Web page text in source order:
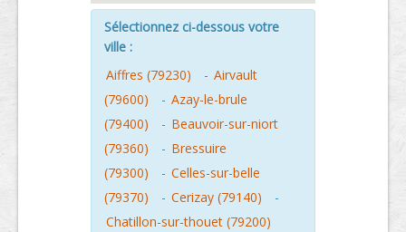
Sélectionnez ci-dessous votre
ville :
Aiffres (79230)
- Airvault
(79600)
- Azay-le-brule
(79400)
- Beauvoir-sur-niort
(79360)
- Bressuire
(79300)
- Celles-sur-belle
(79370)
- Cerizay (79140)
-
Chatillon-sur-thouet (79200)